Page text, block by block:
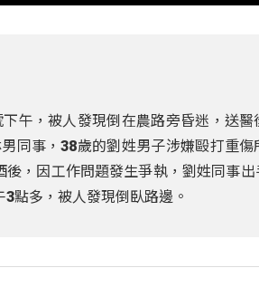
午，被人發現倒在農路旁昏迷，送
同事，38歲的劉姓男子涉嫌毆打重傷
，因工作問題發生爭執，劉姓同事
點多，被人發現倒臥路邊。